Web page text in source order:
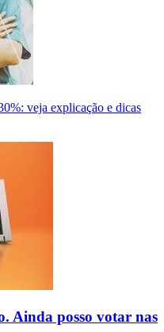
veja explicação e dicas
Ainda posso votar nas